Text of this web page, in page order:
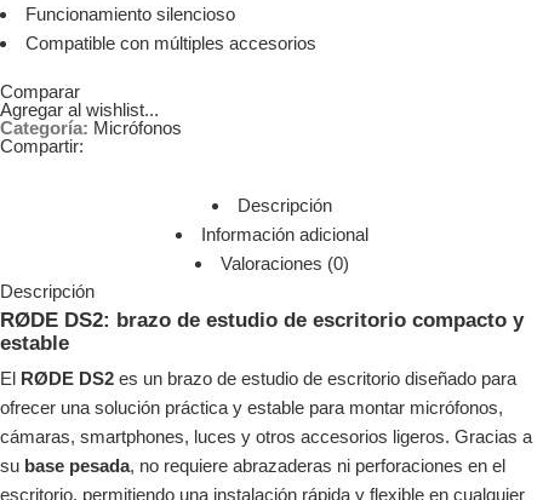
Funcionamiento silencioso
Compatible con múltiples accesorios
Comparar
Agregar al wishlist...
Categoría: Micrófonos
Compartir:
Descripción
Información adicional
Valoraciones (0)
Descripción
RØDE DS2: brazo de estudio de escritorio compacto y
estable
El RØDE DS2 es un brazo de estudio de escritorio diseñado para
ofrecer una solución práctica y estable para montar micrófonos,
cámaras, smartphones, luces y otros accesorios ligeros. Gracias a
su base pesada, no requiere abrazaderas ni perforaciones en el
escritorio, permitiendo una instalación rápida y flexible en cualquier